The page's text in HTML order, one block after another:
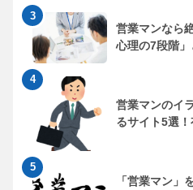
営業マンなら
心理の7段階
営業マンのイ
るサイト5選
「営業マン」